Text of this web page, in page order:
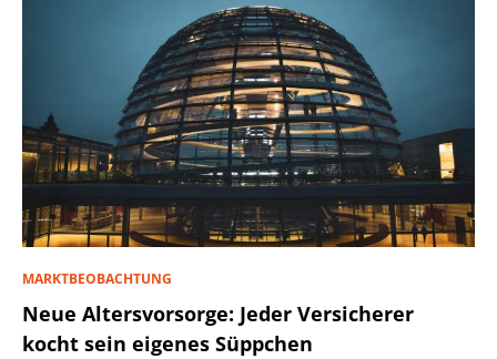
MARKTBEOBACHTUNG
Neue Altersvorsorge: Jeder Versicherer
kocht sein eigenes Süppchen